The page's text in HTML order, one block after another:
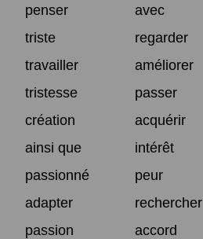
penser
avec
triste
regarder
travailler
améliorer
tristesse
passer
création
acquérir
ainsi que
intérêt
passionné
peur
adapter
rechercher
passion
accord